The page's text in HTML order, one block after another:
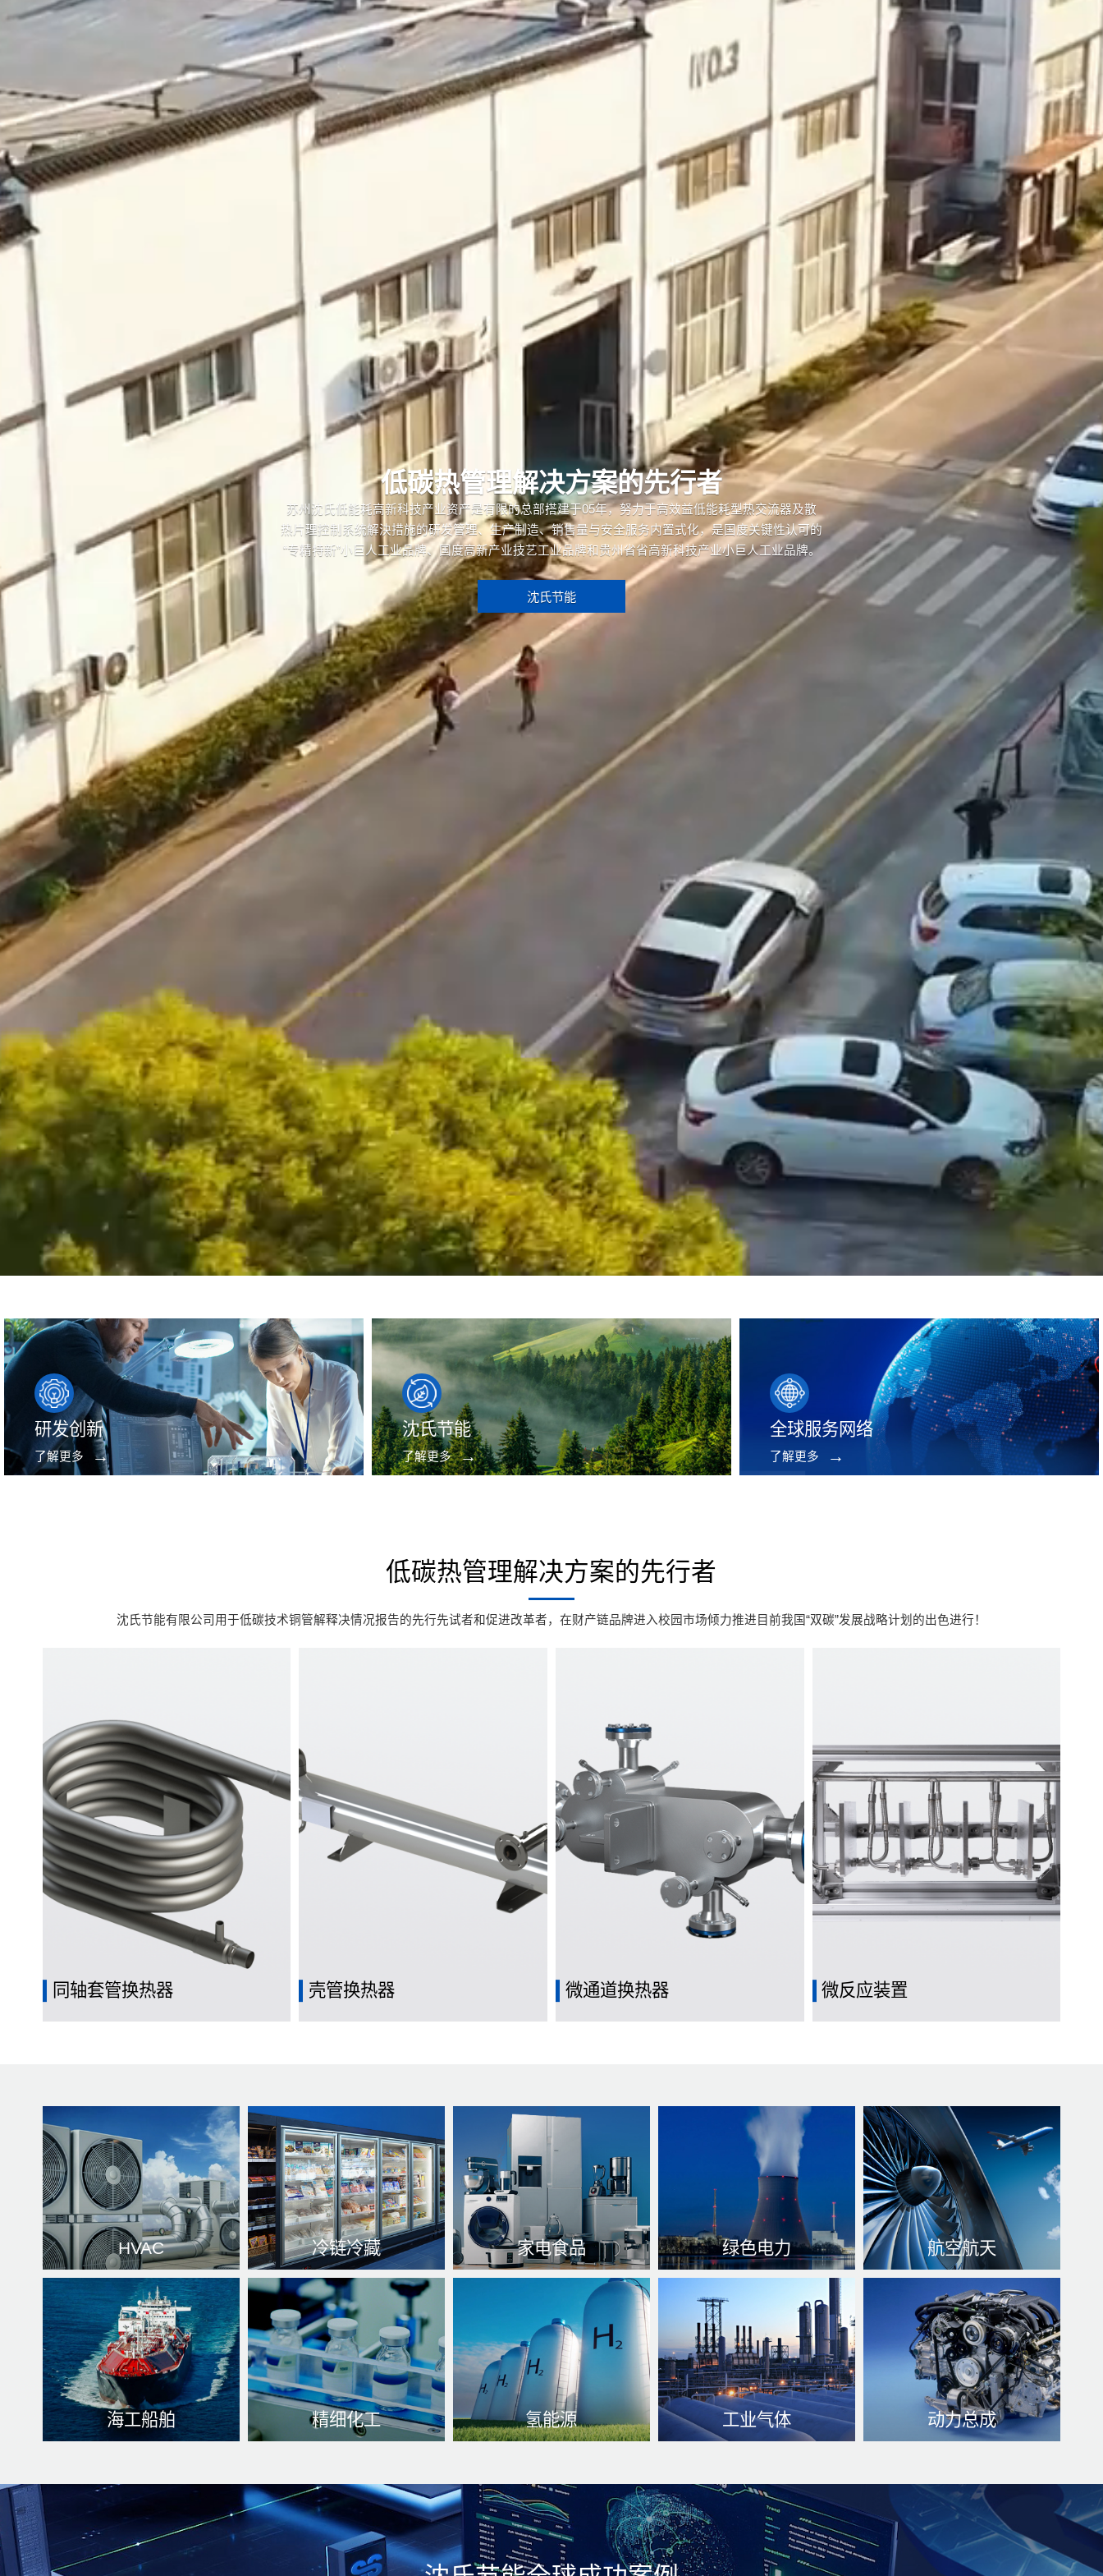
低碳热管理解决方案的先行者
苏州沈氏低能耗高新科技产业资产是有限的总部搭建于05年，努力于高效益低能耗型热交流器及散
热片理控制系统解決措施的研发管理、生产制造、销售量与安全服务内置式化，是国度关键性认可的
“专精特新”小巨人工业品牌、国度高新产业技艺工业品牌和贵州省省高新科技产业小巨人工业品牌。
沈氏节能
研发创新
了解更多
沈氏节能
了解更多
全球服务网络
了解更多
低碳热管理解决方案的先行者
沈氏节能有限公司用于低碳技术铜管解释决情况报告的先行先试者和促进改革者，在财产链品牌进入校园市场倾力推进目前我国“双碳”发展战略计划的出色进行！
同轴套管换热器 壳管换热器 微通道换热器 微反应装置
HVAC
提拱宽敞的房间生活环境、
延长能效比等级和大幅度降
低能效比等角度。
了解更多
冷链冷藏
从出产到网上消费全时的温
度过低设定批售链系统的。
了解更多
家电食品
需要是在冷库安装小编环保
设施设备、空气源软件系统
或者与食品饮料激光加工相
关内容的环保设施设备中
了解更多
绿色电力
功效、保险专用设备信得过
性等个方面。 了解更多
航空航天
热管理、水温稳定可靠性、
防范cpu过热了解更多
海工船舶
热、防腐处理蚀相关材料
精细化工
热、紧身构思了解更多
氢能源
实现了解更多
工业气体
满足性 了解更多
动力总成
力温度过高、缩短机器人类
寿命